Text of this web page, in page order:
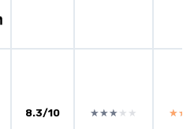
8.3/10 ★★★★★
★★★★★